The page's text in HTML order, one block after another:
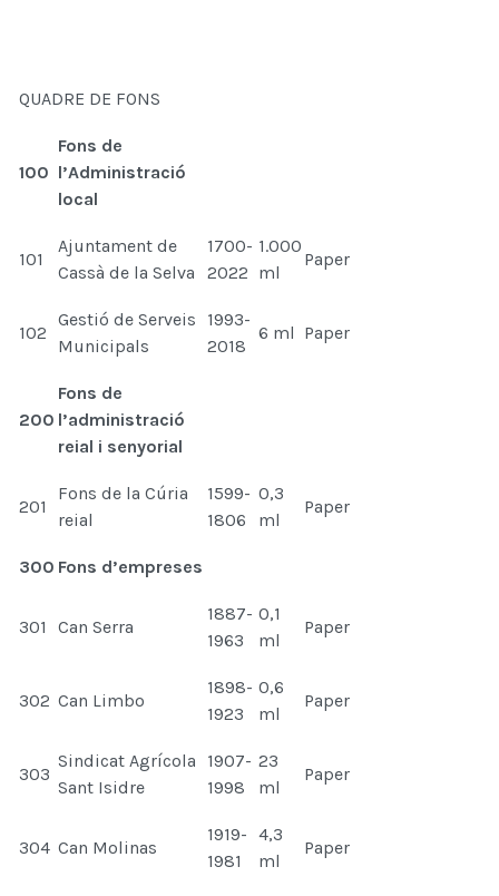
QUADRE DE FONS
100
Fons de
l’Administració
local
101
Ajuntament de
Cassà de la Selva
1700-
2022
1.000
ml
Paper
102
Gestió de Serveis
Municipals
1993-
2018
6 ml Paper
200
Fons de
l’administració
reial i senyorial
201
Fons de la Cúria
reial
1599-
1806
0,3
ml
Paper
300 Fons d’empreses
301 Can Serra
1887-
1963
0,1
ml
Paper
302 Can Limbo
1898-
1923
0,6
ml
Paper
303
Sindicat Agrícola
Sant Isidre
1907-
1998
23
ml
Paper
304 Can Molinas
1919-
1981
4,3
ml
Paper